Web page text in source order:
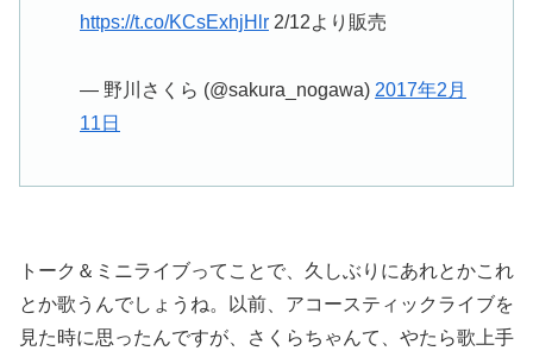
https://t.co/KCsExhjHlr 2/12より販売
— 野川さくら (@sakura_nogawa) 2017年2月
11日
トーク＆ミニライブってことで、久しぶりにあれとかこれ
とか歌うんでしょうね。以前、アコースティックライブを
見た時に思ったんですが、さくらちゃんて、やたら歌上手